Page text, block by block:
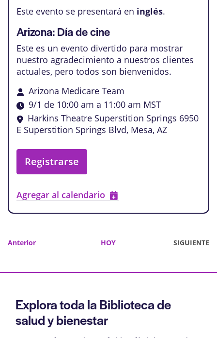
Arizona: Día de cine
Este evento se presentará en inglés.
Este es un evento divertido para mostrar
nuestro agradecimiento a nuestros clientes
actuales, pero todos son bienvenidos.
Arizona Medicare Team
9/1 de 10:00 am a 11:00 am MST
Harkins Theatre Superstition Springs 6950
E Superstition Springs Blvd, Mesa, AZ
Registrarse
Agregar al calendario
AnteriorEventos HOY SIGUIENTE
Explora toda la Biblioteca de
salud y bienestar